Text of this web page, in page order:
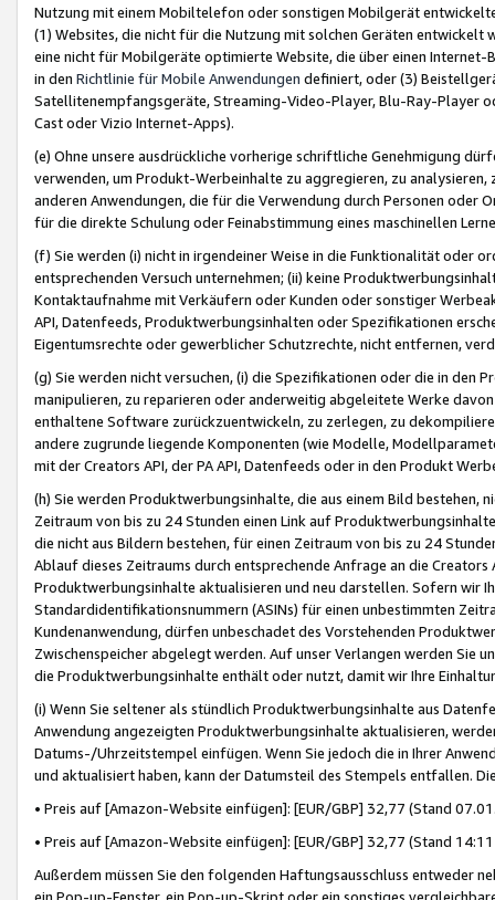
Nutzung mit einem Mobiltelefon oder sonstigen Mobilgerät
(1) Websites, die nicht für die Nutzung mit solchen Geräten
eine nicht für Mobilgeräte optimierte Website, die über einen
in den Richtlinie für Mobile Anwendungen definiert, oder (3)
Satellitenempfangsgeräte, Streaming-Video-Player, Blu-Ray-Player
Cast oder Vizio Internet-Apps).
(e) Ohne unsere ausdrückliche vorherige schriftliche Genehmigung
verwenden, um Produkt-Werbeinhalte zu aggregieren, zu
anderen Anwendungen, die für die Verwendung durch Personen
für die direkte Schulung oder Feinabstimmung eines maschinellen
(f) Sie werden (i) nicht in irgendeiner Weise in die Funktionalität oder
entsprechenden Versuch unternehmen; (ii) keine
Kontaktaufnahme mit Verkäufern oder Kunden oder sonstiger
API, Datenfeeds, Produktwerbungsinhalten oder Spezifikationen
Eigentumsrechte oder gewerblicher Schutzrechte, nicht entfernen,
(g) Sie werden nicht versuchen, (i) die Spezifikationen oder die in
manipulieren, zu reparieren oder anderweitig abgeleitete Werke
enthaltene Software zurückzuentwickeln, zu zerlegen, zu
andere zugrunde liegende Komponenten (wie Modelle,
mit der Creators API, der PA API, Datenfeeds oder in den Produkt
(h) Sie werden Produktwerbungsinhalte, die aus einem Bild bestehen,
Zeitraum von bis zu 24 Stunden einen Link auf
die nicht aus Bildern bestehen, für einen Zeitraum von bis zu 24
Ablauf dieses Zeitraums durch entsprechende Anfrage an die
Produktwerbungsinhalte aktualisieren und neu darstellen. Sofern wir
Standardidentifikationsnummern (ASINs) für einen unbestimmten
Kundenanwendung, dürfen unbeschadet des Vorstehenden
Zwischenspeicher abgelegt werden. Auf unser Verlangen werden Sie
die Produktwerbungsinhalte enthält oder nutzt, damit wir Ihre
(i) Wenn Sie seltener als stündlich Produktwerbungsinhalte aus
Anwendung angezeigten Produktwerbungsinhalte aktualisieren,
Datums-/Uhrzeitstempel einfügen. Wenn Sie jedoch die in Ihrer
und aktualisiert haben, kann der Datumsteil des Stempels entfallen.
• Preis auf [Amazon-Website einfügen]: [EUR/GBP] 32,77 (Stand
• Preis auf [Amazon-Website einfügen]: [EUR/GBP] 32,77 (Stand
Außerdem müssen Sie den folgenden Haftungsausschluss entweder
ein Pop-up-Fenster, ein Pop-up-Skript oder ein sonstiges